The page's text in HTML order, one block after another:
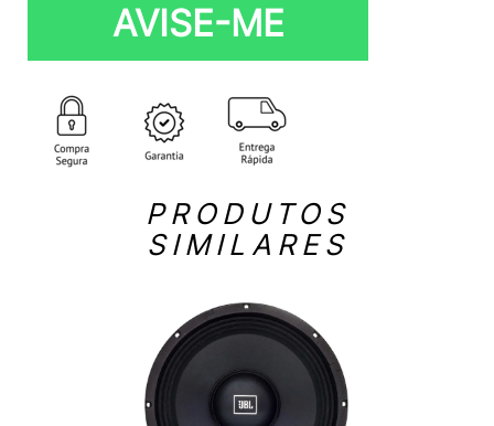
AVISE-ME
PRODUTOS
SIMILARES